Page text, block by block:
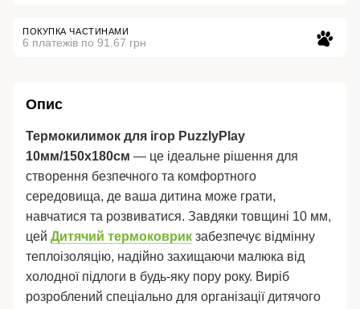
ПОКУПКА ЧАСТИНАМИ
6 платежів по 91.67 грн
Опис
Термокилимок для ігор PuzzlyPlay
10мм/150х180см — це ідеальне рішення для
створення безпечного та комфортного
середовища, де ваша дитина може грати,
навчатися та розвиватися. Завдяки товщині 10 мм,
цей Дитячий термоковрик забезпечує відмінну
теплоізоляцію, надійно захищаючи малюка від
холодної підлоги в будь-яку пору року. Виріб
розроблений спеціально для організації дитячого